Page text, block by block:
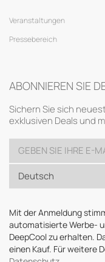
Veranstaltungen
Pressebereich
ABONNIEREN SIE
Sichern Sie sich
exklusiven Deals und
Deutsch
Mit der Anmeldung
automatisierte Werbe-
DeepCool zu erhalten.
einen Kauf. Für weitere